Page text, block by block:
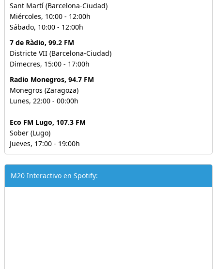
Sant Martí (Barcelona-Ciudad)
Miércoles, 10:00 - 12:00h
Sábado, 10:00 - 12:00h
7 de Ràdio, 99.2 FM
Districte VII (Barcelona-Ciudad)
Dimecres, 15:00 - 17:00h
Radio Monegros, 94.7 FM
Monegros (Zaragoza)
Lunes, 22:00 - 00:00h
Eco FM Lugo, 107.3 FM
Sober (Lugo)
Jueves, 17:00 - 19:00h
M20 Interactivo en Spotify: